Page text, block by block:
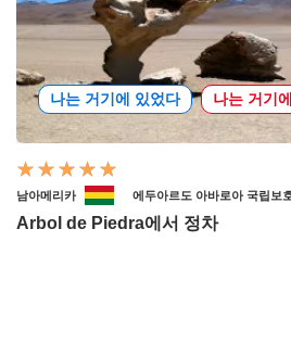
나는 거기에 있었다 나는 거기
남아메리카 에두아르도 아바로아 국립보
Arbol de Piedra에서 정차